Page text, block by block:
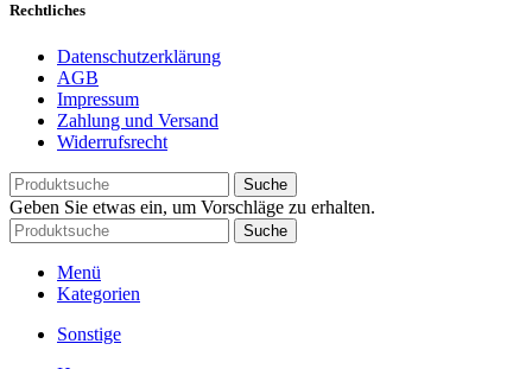
Rechtliches
Datenschutzerklärung
AGB
Impressum
Zahlung und Versand
Widerrufsrecht
Suche
Geben Sie etwas ein, um Vorschläge zu erhalten.
Suche
Menü
Kategorien
Sonstige